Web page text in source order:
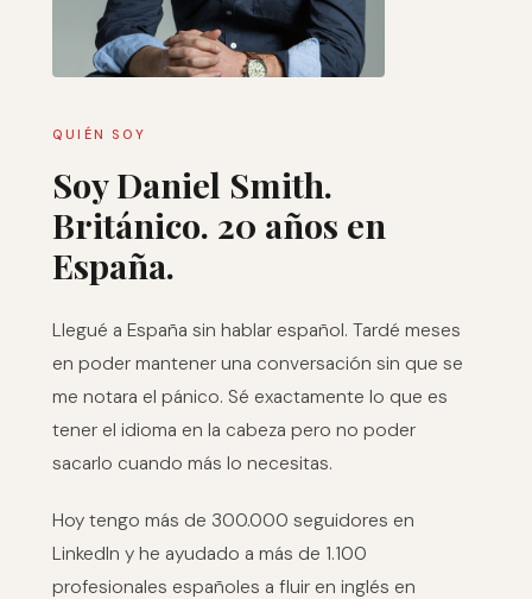
QUIÉN SOY
Soy Daniel Smith.
Británico. 20 años en
España.
Llegué a España sin hablar español. Tardé meses
en poder mantener una conversación sin que se
me notara el pánico. Sé exactamente lo que es
tener el idioma en la cabeza pero no poder
sacarlo cuando más lo necesitas.
Hoy tengo más de 300.000 seguidores en
LinkedIn y he ayudado a más de 1.100
profesionales españoles a fluir en inglés en